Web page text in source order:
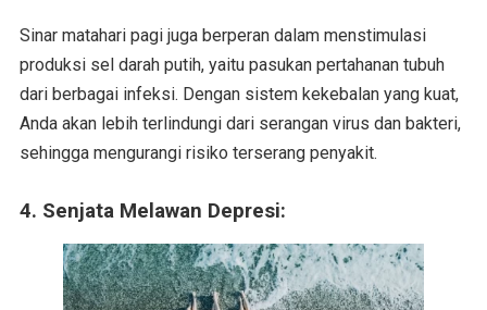
Sinar matahari pagi juga berperan dalam menstimulasi
produksi sel darah putih, yaitu pasukan pertahanan tubuh
dari berbagai infeksi. Dengan sistem kekebalan yang kuat,
Anda akan lebih terlindungi dari serangan virus dan bakteri,
sehingga mengurangi risiko terserang penyakit.
4. Senjata Melawan Depresi: